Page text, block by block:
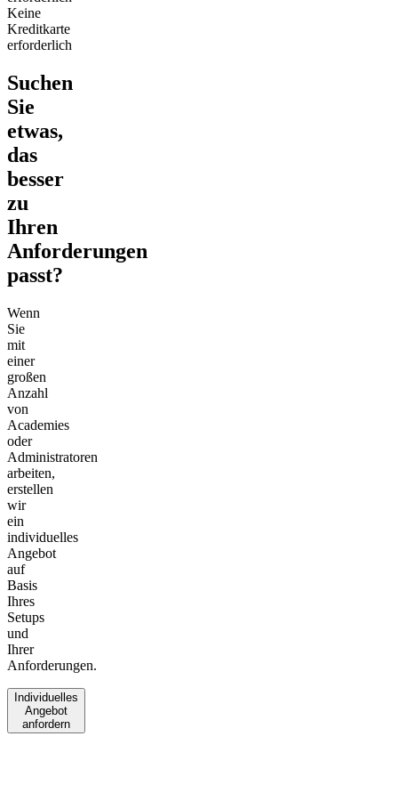
Keine
Kreditkarte
erforderlich
Suchen
Sie
etwas,
das
besser
zu
Ihren
Anforderungen
passt?
Wenn
Sie
mit
einer
großen
Anzahl
von
Academies
oder
Administratoren
arbeiten,
erstellen
wir
ein
individuelles
Angebot
auf
Basis
Ihres
Setups
und
Ihrer
Anforderungen.
Individuelles
Angebot
anfordern